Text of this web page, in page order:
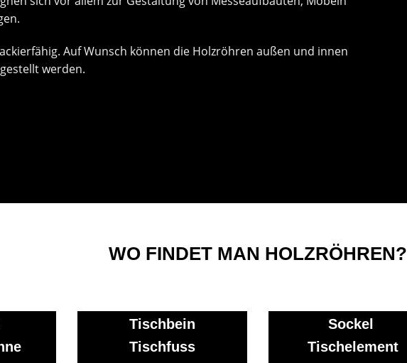
Auf Wunsch können die Holzröhren außen und innen
werden.
WO FINDET MAN HOLZRÖHREN?
Tischbein
Tischfuss
Sockel
Tischelement